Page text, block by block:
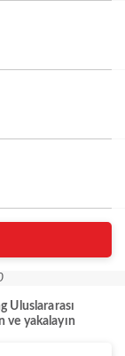
Uluslararası
ve yakalayın